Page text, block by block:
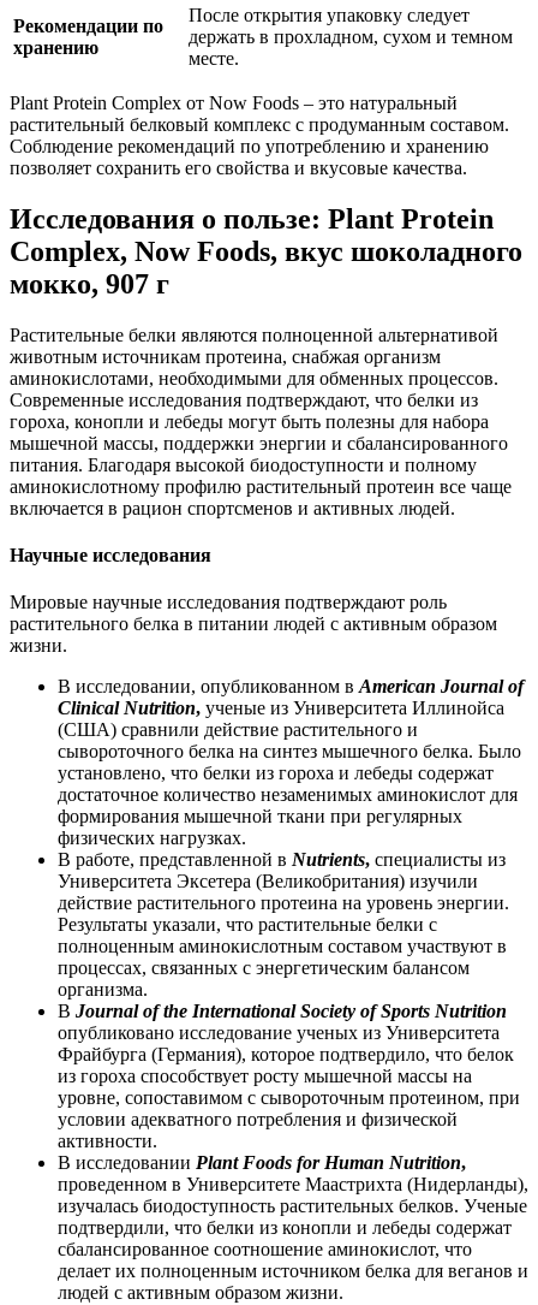
Рекомендации по
хранению
После открытия упаковку следует
держать в прохладном, сухом и темном
месте.
Plant Protein Complex от Now Foods – это натуральный
растительный белковый комплекс с продуманным составом.
Соблюдение рекомендаций по употреблению и хранению
позволяет сохранить его свойства и вкусовые качества.
Исследования о пользе: Plant Protein
Complex, Now Foods, вкус шоколадного
мокко, 907 г
Растительные белки являются полноценной альтернативой
животным источникам протеина, снабжая организм
аминокислотами, необходимыми для обменных процессов.
Современные исследования подтверждают, что белки из
гороха, конопли и лебеды могут быть полезны для набора
мышечной массы, поддержки энергии и сбалансированного
питания. Благодаря высокой биодоступности и полному
аминокислотному профилю растительный протеин все чаще
включается в рацион спортсменов и активных людей.
Научные исследования
Мировые научные исследования подтверждают роль
растительного белка в питании людей с активным образом
жизни.
В исследовании, опубликованном в American Journal of
Clinical Nutrition, ученые из Университета Иллинойса
(США) сравнили действие растительного и
сывороточного белка на синтез мышечного белка. Было
установлено, что белки из гороха и лебеды содержат
достаточное количество незаменимых аминокислот для
формирования мышечной ткани при регулярных
физических нагрузках.
В работе, представленной в Nutrients, специалисты из
Университета Эксетера (Великобритания) изучили
действие растительного протеина на уровень энергии.
Результаты указали, что растительные белки с
полноценным аминокислотным составом участвуют в
процессах, связанных с энергетическим балансом
организма.
В Journal of the International Society of Sports Nutrition
опубликовано исследование ученых из Университета
Фрайбурга (Германия), которое подтвердило, что белок
из гороха способствует росту мышечной массы на
уровне, сопоставимом с сывороточным протеином, при
условии адекватного потребления и физической
активности.
В исследовании Plant Foods for Human Nutrition,
проведенном в Университете Маастрихта (Нидерланды),
изучалась биодоступность растительных белков. Ученые
подтвердили, что белки из конопли и лебеды содержат
сбалансированное соотношение аминокислот, что
делает их полноценным источником белка для веганов и
людей с активным образом жизни.